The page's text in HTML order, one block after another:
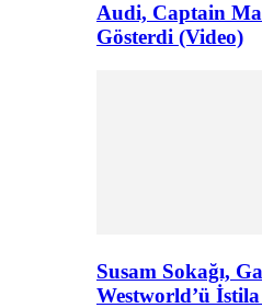
Audi, Captain
Gösterdi (Video)
Susam Sokağı,
Westworld’ü